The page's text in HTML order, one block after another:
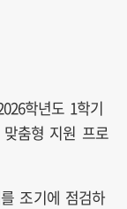
학년도 1학기
춤형 지원 프로
조기에 점검하